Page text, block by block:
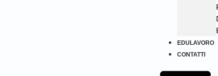
EDULAVORO
CONTATTI